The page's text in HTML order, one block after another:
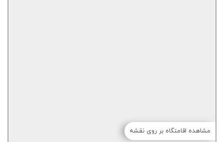
مشاهده اقامتگاه بر روی نقشه